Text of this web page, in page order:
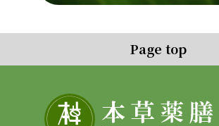
Page top